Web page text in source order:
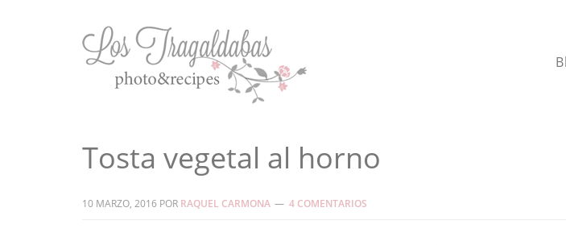
Tosta vegetal al horno
10 MARZO, 2016 POR RAQUEL CARMONA 4 COMENTARIOS